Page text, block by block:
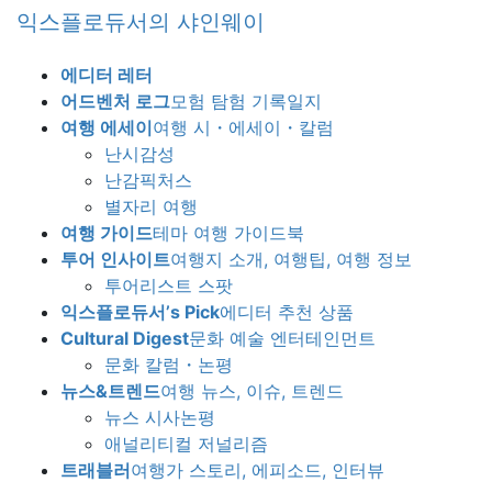
Skip
Skip
Navigation
익스플로듀서의 샤인웨이
에디터 레터
어드벤처 로그모험 탐험 기록일지
여행 에세이여행 시・에세이・칼럼
난시감성
난감픽처스
별자리 여행
여행 가이드테마 여행 가이드북
투어 인사이트여행지 소개, 여행팁, 여행 정보
투어리스트 스팟
익스플로듀서’s Pick에디터 추천 상품
Cultural Digest문화 예술 엔터테인먼트
문화 칼럼・논평
뉴스&트렌드여행 뉴스, 이슈, 트렌드
뉴스 시사논평
애널리티컬 저널리즘
트래블러여행가 스토리, 에피소드, 인터뷰